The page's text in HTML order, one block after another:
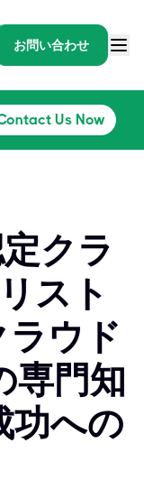
お問い合わせ
Us Now
クラ
スト
ラウド
専門知
功への